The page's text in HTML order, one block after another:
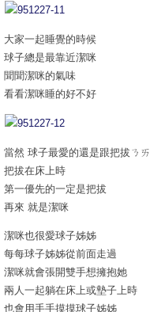
大家一起睡覺的時候
球子總是最靠近潔咪
聞聞潔咪的氣味
看看潔咪睡的好不好
當然 球子最愛的還是跟把拔ㄋㄞ
把拔在床上時
第一優先的一定是把拔
再來 就是潔咪
潔咪也很愛球子姊姊
每每球子姊姊從前面走過
潔咪就會張開雙手想擁抱她
兩人一起躺在床上或墊子上時
也會用手手摸摸球子姊姊